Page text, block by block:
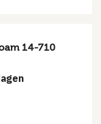
14-710